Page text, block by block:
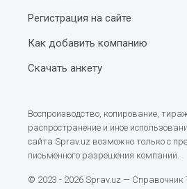
Регистрация на сайте
Как добавить компанию
Скачать анкету
Воспроизводство, копирование,
распространение и иное
сайта Sprav.uz возможно только с
письменного разрешения компании.
© 2023 - 2026 Sprav.uz — Справочник